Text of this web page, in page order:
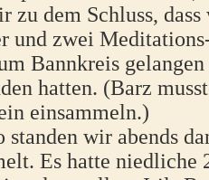
zu dem Schluss,
und zwei
Bannkreis
hatten. (Barz
einsammeln.)
standen wir abends
Es hatte niedliche